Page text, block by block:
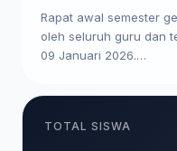
Paparkan
Rapat awal semester
oleh seluruh guru dan
09 Januari 2026.…
TOTAL SISWA